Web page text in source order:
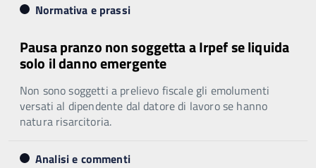
Normativa e prassi
Pausa pranzo non soggetta a Irpef se liquida
solo il danno emergente
Non sono soggetti a prelievo fiscale gli emolumenti
versati al dipendente dal datore di lavoro se hanno
natura risarcitoria.
Analisi e commenti